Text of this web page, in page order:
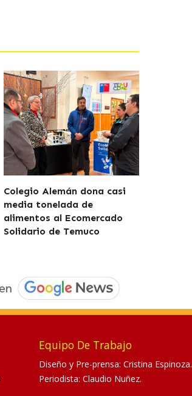
Colegio Alemán dona casi
media tonelada de
alimentos al Ecomercado
Solidario de Temuco
Equipo De Trabajo
Diseño y Pre-prensa: Cristina Espinoza.
Periodista: Claudio Nuñez.